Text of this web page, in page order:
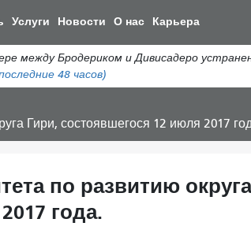
к
общему
содержанию
Услуги Новости О нас Карьера
Бродериком и Дивисадеро
48 часов)
Гири, состоявшегося 12 июля 2017
по развитию округа
года.